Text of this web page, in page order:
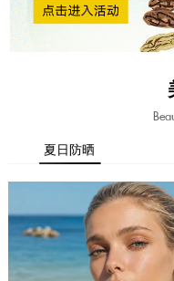
夏日防晒